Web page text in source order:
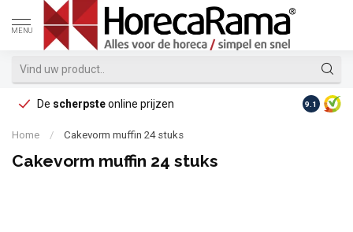
MENU
De scherpsteonline prijzen Op
9.1
Home / Cakevorm muffin 24 stuks
Cakevorm muffin 24 stuks